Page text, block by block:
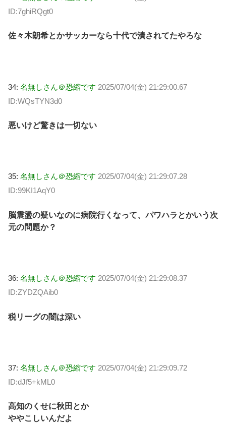
ID:7ghiRQgt0
佐々木朗希とかサッカーなら十代で潰されてたやろな
34: 名無しさん＠恐縮です 2025/07/04(金) 21:29:00.67
ID:WQsTYN3d0
悪いけど驚きは一切ない
35: 名無しさん＠恐縮です 2025/07/04(金) 21:29:07.28
ID:99KI1AqY0
脳震盪の疑いなのに病院行くなって、パワハラとかいう次
元の問題か？
36: 名無しさん＠恐縮です 2025/07/04(金) 21:29:08.37
ID:ZYDZQAib0
税リーグの闇は深い
37: 名無しさん＠恐縮です 2025/07/04(金) 21:29:09.72
ID:dJf5+kML0
高知のくせに秋田とか
ややこしいんだよ